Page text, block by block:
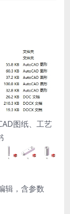
图纸、工艺
辑，含参数